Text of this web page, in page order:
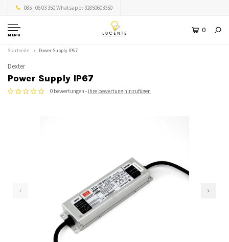
085 - 06 03 350 Whatsapp: 31850603350
MENU
0
Startseite Power Supply IP67
Dexter
Power Supply IP67
0 bewertungen - ihre bewertung hinzufügen